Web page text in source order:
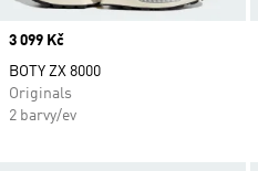
Price
3 099 Kč
BOTY ZX 8000
Originals
2 barvy/ev